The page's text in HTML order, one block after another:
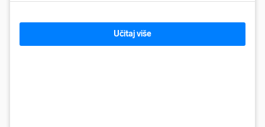
Učitaj više